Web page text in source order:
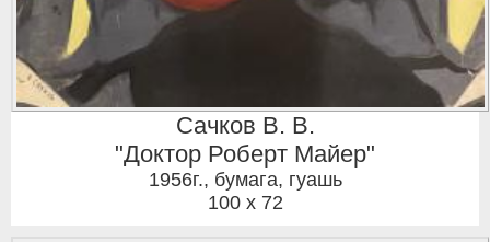
Сачков В. В.
"Доктор Роберт Майер"
1956г., бумага, гуашь
100 x 72